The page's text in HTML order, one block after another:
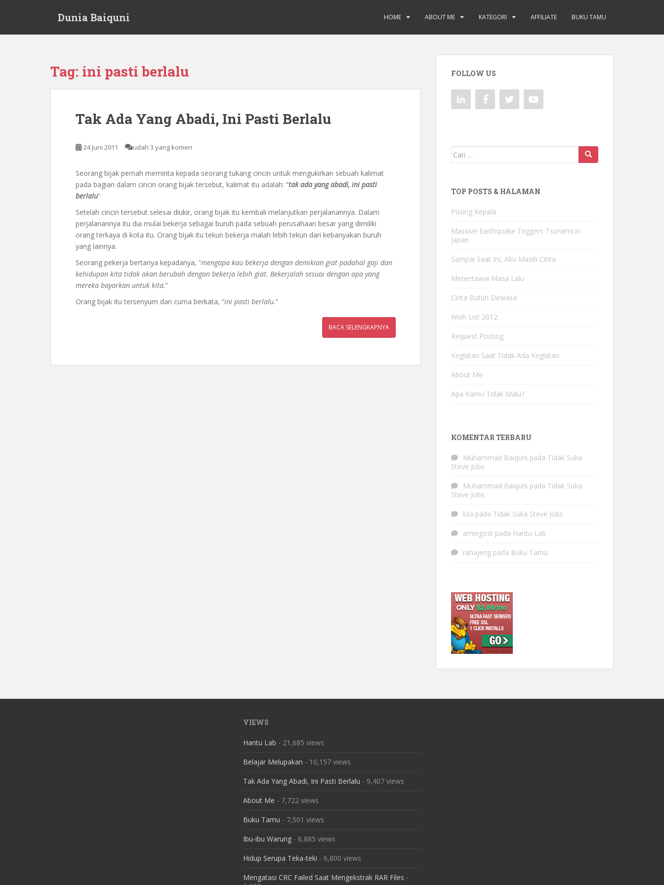
Dunia Baiquni HOME ABOUT ME KATEGORI AFFILIATE BUKU TAMU
Tag: ini pasti berlalu
Tak Ada Yang Abadi, Ini Pasti Berlalu
24 Juni 2011 udah 3 yang komen
Seorang bijak pernah meminta kepada seorang tukang cincin untuk mengukirkan sebuah kalimat
pada bagian dalam cincin orang bijak tersebut, kalimat itu adalah: “tak ada yang abadi, ini pasti
berlalu”
Setelah cincin tersebut selesai diukir, orang bijak itu kembali melanjutkan perjalanannya. Dalam
perjalanannya itu dia mulai bekerja sebagai buruh pada sebuah perusahaan besar yang dimiliki
orang terkaya di kota itu. Orang bijak itu tekun bekerja malah lebih tekun dari kebanyakan buruh
yang lainnya.
Seorang pekerja bertanya kepadanya, “mengapa kau bekerja dengan demikian giat padahal gaji dan
kehidupan kita tidak akan berubah dengan bekerja lebih giat. Bekerjalah sesuai dengan apa yang
mereka bayarkan untuk kita.”
Orang bijak itu tersenyum dan cuma berkata, “ini pasti berlalu.”
BACA SELENGKAPNYA
FOLLOW US
Mencari:
TOP POSTS & HALAMAN
Pusing Kepala
Massive Earthquake Triggers Tsunami in
Japan
Sampai Saat Ini, Aku Masih Cinta
Menertawai Masa Lalu
Cinta Butuh Dewasa
Wish List 2012
Request Posting
Kegiatan Saat Tidak Ada Kegiatan
About Me
Apa Kamu Tidak Malu?
KOMENTAR TERBARU
Muhammad Baiquni pada Tidak Suka
Steve Jobs
Muhammad Baiquni pada Tidak Suka
Steve Jobs
liza pada Tidak Suka Steve Jobs
amiegost pada Hantu Lab
rahajeng pada Buku Tamu
VIEWS
Hantu Lab - 21,685 views
Belajar Melupakan - 10,157 views
Tak Ada Yang Abadi, Ini Pasti Berlalu - 9,407 views
About Me - 7,722 views
Buku Tamu - 7,501 views
Ibu-ibu Warung - 6,885 views
Hidup Serupa Teka-teki - 6,800 views
Mengatasi CRC Failed Saat Mengekstrak RAR Files -